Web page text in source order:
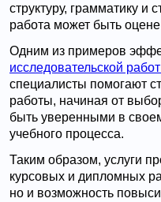
структуру, грамматику
работа может быть
Одним из примеров
исследовательской
специалисты помогают
работы, начиная от
быть уверенными в
учебного процесса.
Таким образом, услуги
курсовых и дипломных
но и возможность